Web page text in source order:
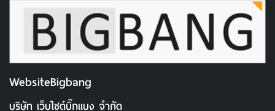
บริษัท เว็บไซต์บิ๊กแบง จำกัด
71/2-13 โอโซนพลาซ่า ห้อง H1C,H2C ซอยคู้บอน ถนน
รามอินทรา คันนายาว
info@websitebigbang.com
02 004 7299